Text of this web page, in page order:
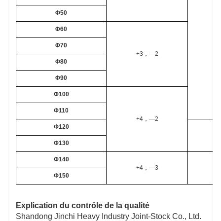
Φ50
Φ60
+3 ， —2
Φ70
Φ80
Φ90
Φ100
+4， —2
Φ110
Φ120
Φ130
Φ140
+4， —3
Φ150
Explication du contrôle de la qualité
Shandong Jinchi Heavy Industry Joint-Stock Co., Ltd.